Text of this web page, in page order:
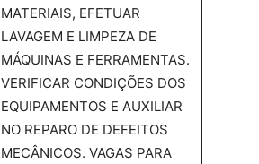
MATERIAIS, EFETUAR
LAVAGEM E LIMPEZA DE
MÁQUINAS E FERRAMENTAS.
VERIFICAR CONDIÇÕES DOS
EQUIPAMENTOS E AUXILIAR
NO REPARO DE DEFEITOS
MECÂNICOS. VAGAS PARA